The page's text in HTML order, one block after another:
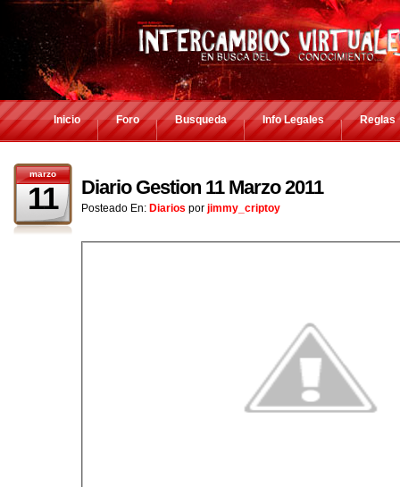
Inicio Foro Busqueda Info Legales Reglas
marzo
11 Diario Gestion 11 Marzo 2011
Posteado En: Diarios por jimmy_criptoy